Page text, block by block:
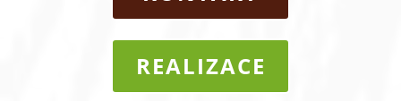
REALIZACE